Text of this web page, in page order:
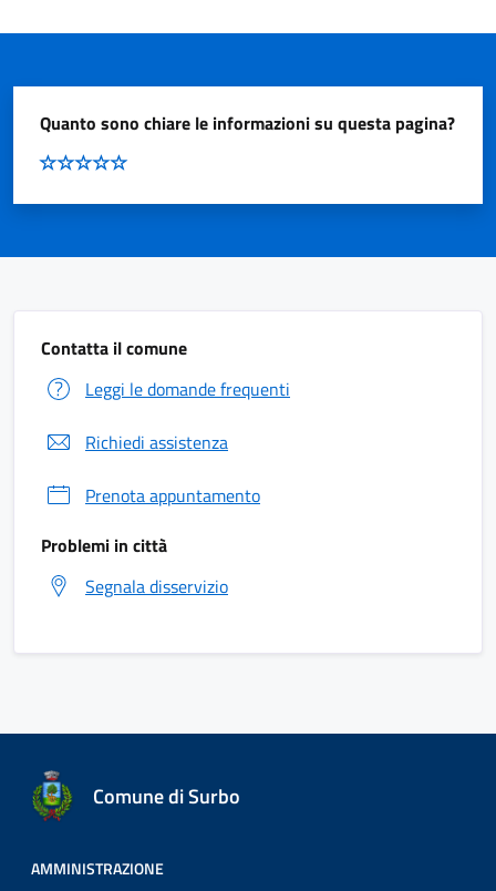
Quanto sono chiare le informazioni su questa pagina?
Contatta il comune
Leggi le domande frequenti
Richiedi assistenza
Prenota appuntamento
Problemi in città
Segnala disservizio
Comune di Surbo
AMMINISTRAZIONE